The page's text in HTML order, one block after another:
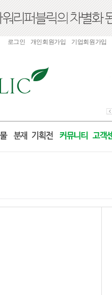
로그인 개인회원가입 기업회원가입